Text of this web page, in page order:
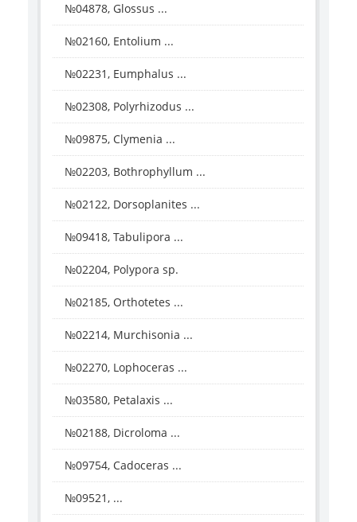
№04878, Glossus ...
№02160, Entolium ...
№02231, Eumphalus ...
№02308, Polyrhizodus ...
№09875, Clymenia ...
№02203, Bothrophyllum ...
№02122, Dorsoplanites ...
№09418, Tabulipora ...
№02204, Polypora sp.
№02185, Orthotetes ...
№02214, Murchisonia ...
№02270, Lophoceras ...
№03580, Petalaxis ...
№02188, Dicroloma ...
№09754, Cadoceras ...
№09521, ...